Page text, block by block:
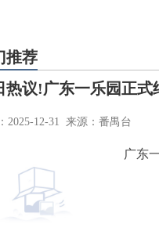
推荐
热议!广东一乐园正式
2025-12-31 来源：番禺台
广东